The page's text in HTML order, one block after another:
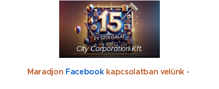
City Corporation Kft.
Maradjon Facebookkapcsolatban velünk -